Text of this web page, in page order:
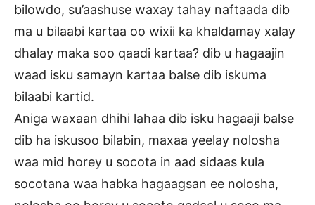
bilowdo, su’aashuse waxay tahay naftaada dib
ma u bilaabi kartaa oo wixii ka khaldamay xalay
dhalay maka soo qaadi kartaa? dib u hagaajin
waad isku samayn kartaa balse dib iskuma
bilaabi kartid.
Aniga waxaan dhihi lahaa dib isku hagaaji balse
dib ha iskusoo bilabin, maxaa yeelay nolosha
waa mid horey u socota in aad sidaas kula
socotana waa habka hagaagsan ee nolosha,